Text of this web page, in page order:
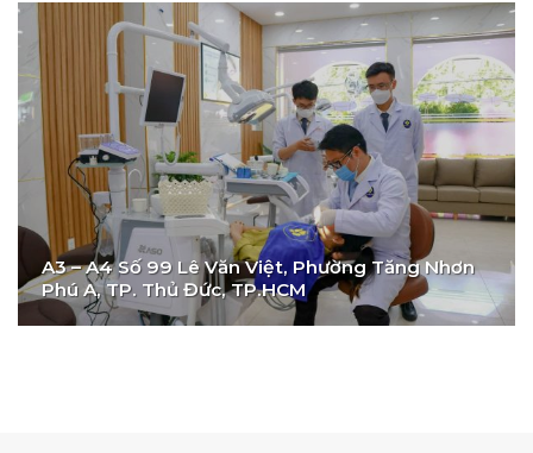
A3 – A4 Số 99 Lê Văn Việt, Phường Tăng Nhơn
Phú A, TP. Thủ Đức, TP.HCM